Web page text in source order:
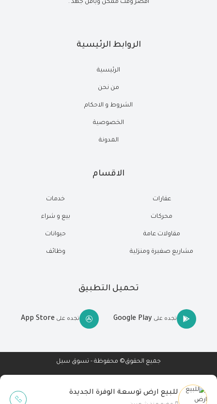
للبيع ارض توسعة الوفرة الجديدة
أقصر وقت ممكن وبأقل جهد .
الروابط الرئيسية
الرئيسية
من نحن
الشروط و الاحكام
الخصوصية
المدونة
الاقسام
عقارات
محركات
مقاولات عامة
مشاريع صغيرة ومنزلية
خدمات
بيع و شراء
حيوانات
وظائف
تحميل التطبيق
تجده على Google Play تجده على App Store
جميع الحقوق© محفوظة - تسوق سيل